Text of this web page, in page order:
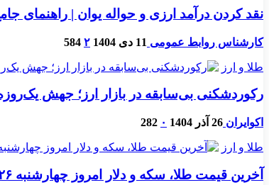
نقد کردن درآمد ارزی و حواله یوان | راهنمای
کارشناس روابط عمومی 11 دی 1404 ۲ 584
طلا و ارز
رکوردشکنی بی‌سابقه در بازار ارز؛ جهش یک‌روزه ۲۴۴۰ تومانی دلار/ دلار مبادله‌ای ۳۲ هزار تومان گران
اکوایران 26 آذر 1404 ۰ 282
طلا و ارز
آخرین قیمت طلا، سکه و دلار امروز چهارشنبه ۲۶ آذر/ رکوردشکنی دوباره قیمت ها + جدول